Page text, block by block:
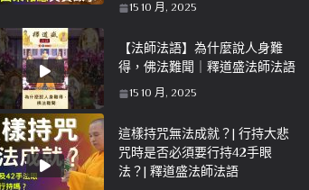
15 10 月, 2025
【法師法語】為什麼說人身難
得，佛法難聞｜釋道盛法師法語
15 10 月, 2025
這樣持咒無法成就？| 行持大悲
咒時是否必須要行持42手眼
法？| 釋道盛法師法語